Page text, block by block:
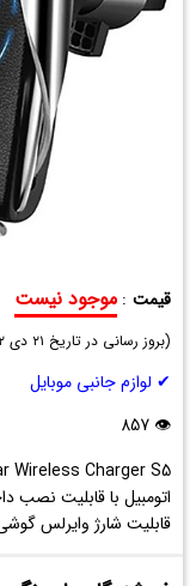
قیمت
پایه
نگهدارنده
شارژر
وایرلس
: موجود نیست
(بروز رسانی در تاریخ ۲۱ دی ۱۴۰۲
✔ لوازم جانبی موبایل
👁 857
اتومبیل با قابلیت نصب
قابلیت شارژ وایرلس